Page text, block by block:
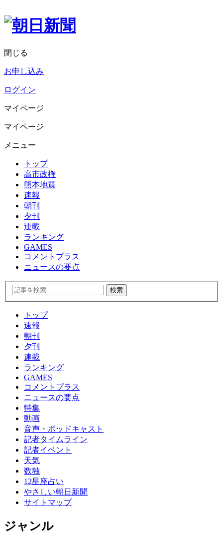
閉じる
お申し込み
ログイン
マイページ
マイページ
メニュー
トップ
高市政権
熊本地震
速報
朝刊
夕刊
連載
ランキング
GAMES
コメントプラス
ニュースの要点
トップ
速報
朝刊
夕刊
連載
ランキング
GAMES
コメントプラス
ニュースの要点
特集
動画
音声・ポッドキャスト
記者タイムライン
記者イベント
天気
数独
12星座占い
やさしい朝日新聞
サイトマップ
ジャンル